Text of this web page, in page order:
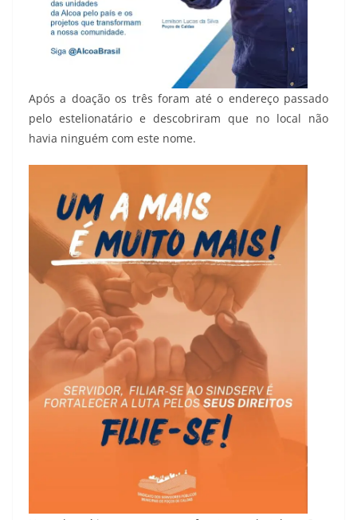
Após a doação os três foram até o endereço passado
pelo estelionatário e descobriram que no local não
havia ninguém com este nome.